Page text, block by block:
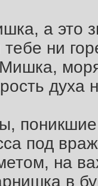
а это
ни
духа
под
на
в